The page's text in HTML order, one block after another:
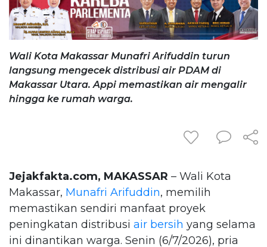
Wali Kota Makassar Munafri Arifuddin turun
langsung mengecek distribusi air PDAM di
Makassar Utara. Appi memastikan air mengalir
hingga ke rumah warga.
Jejakfakta.com, MAKASSAR – Wali Kota
Makassar, Munafri Arifuddin, memilih
memastikan sendiri manfaat proyek
peningkatan distribusi air bersih yang selama
ini dinantikan warga. Senin (6/7/2026), pria